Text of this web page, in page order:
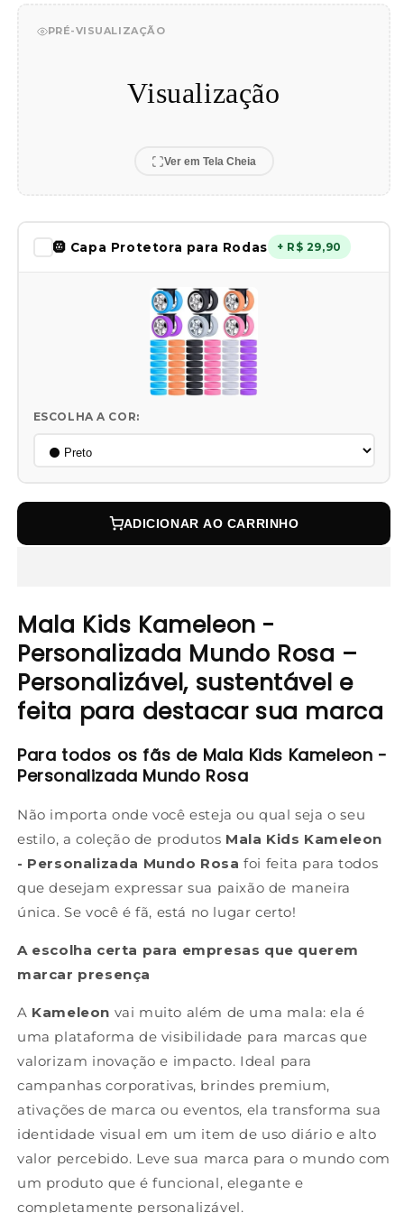
PRÉ-VISUALIZAÇÃO
Visualização
Ver em Tela Cheia
🛞 Capa Protetora para Rodas + R$ 29,90
ESCOLHA A COR:
ADICIONAR AO CARRINHO
Mala Kids Kameleon -
Personalizada Mundo Rosa –
Personalizável, sustentável e
feita para destacar sua marca
Para todos os fãs de Mala Kids Kameleon -
Personalizada Mundo Rosa
Não importa onde você esteja ou qual seja o seu
estilo, a coleção de produtos Mala Kids Kameleon
- Personalizada Mundo Rosa foi feita para todos
que desejam expressar sua paixão de maneira
única. Se você é fã, está no lugar certo!
A escolha certa para empresas que querem
marcar presença
A Kameleon vai muito além de uma mala: ela é
uma plataforma de visibilidade para marcas que
valorizam inovação e impacto. Ideal para
campanhas corporativas, brindes premium,
ativações de marca ou eventos, ela transforma sua
identidade visual em um item de uso diário e alto
valor percebido. Leve sua marca para o mundo com
um produto que é funcional, elegante e
completamente personalizável.